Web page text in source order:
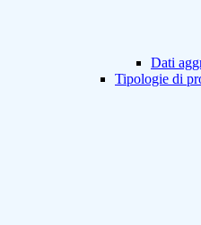
Dati
Tipologie di